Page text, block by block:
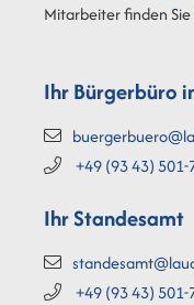
Mitarbeiter finden Sie
Ihr Bürgerbüro
+49 (9343) 501-
Ihr Standesamt
+49 (9343) 501-